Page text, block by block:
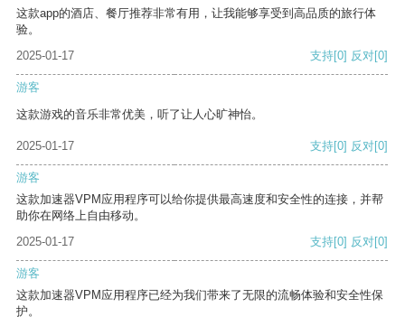
这款app的酒店、餐厅推荐非常有用，让我能够享受到高品质的旅行体
验。
2025-01-17
支持[0] 反对[0]
游客
这款游戏的音乐非常优美，听了让人心旷神怡。
2025-01-17 支持[0] 反对[0]
游客
这款加速器VPM应用程序可以给你提供最高速度和安全性的连接，并帮
助你在网络上自由移动。
2025-01-17
支持[0] 反对[0]
游客
这款加速器VPM应用程序已经为我们带来了无限的流畅体验和安全性保
护。